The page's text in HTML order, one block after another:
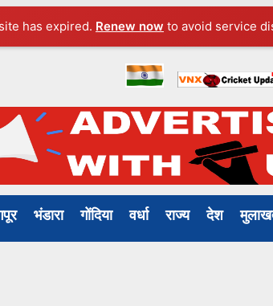
has expired. Renew now to avoid service
भंडारा गोंदिया वर्धा राज्य देश